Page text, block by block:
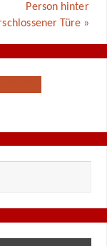
Person hinter
Türe »